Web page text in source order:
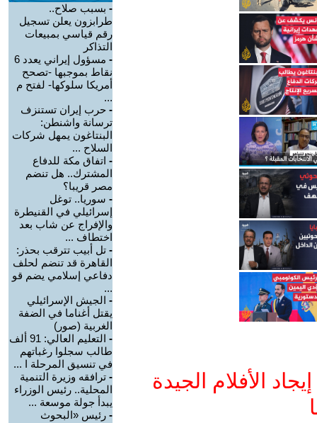
الأفلام الجيدة
- بسبب صلاح..
طرابزون يعلن تسجيل
رقم قياسي بمبيعات
التذاكر
-
مسؤول إيراني يعدد 6
نقاط بموجبها -تصحح
أمريكا سلوكها- لفتح م
...
- حرب إيران تستنزف
ترسانة واشنطن:
البنتاغون يمهل شركات
السلاح ...
- اتفاق مكة للدفاع
المشترك.. هل تنضم
مصر قريبا؟
- سوريا.. توغل
إسرائيلي في القنيطرة
والإفراج عن شاب بعد
اختطاف ...
- تل أبيب تترقب بحذر:
القاهرة قد تنضم لحلف
دفاعي إسلامي يضم قو
...
- الجيش الإسرائيلي
يقتل أغناما في الضفة
الغربية (صور)
-
التعليم العالي: 91 ألف
طالب سجلوا رغباتهم
في تنسيق المرحلة ا ...
- ترافقه وزيرة التنمية
المحلية.. رئيس الوزراء
يبدأ جولة موسعة ...
- رئيس «البحوث